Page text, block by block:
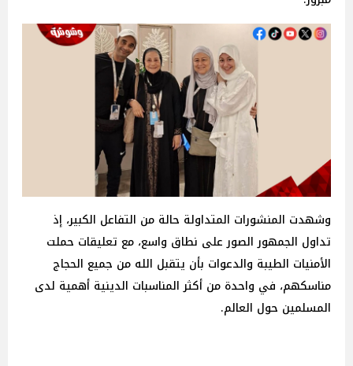
وشهدت المنشورات المتداولة حالة من التفاعل الكبير، إذ
تداول الجمهور الصور على نطاق واسع، مع تعليقات حملت
الأمنيات الطيبة والدعوات بأن يتقبل الله من جميع الحجاج
مناسكهم، في واحدة من أكثر المناسبات الدينية أهمية لدى
المسلمين حول العالم.